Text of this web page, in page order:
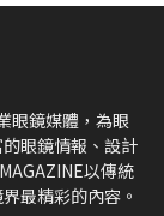
眼鏡媒體，為眼
眼鏡情報、設計
以傳統
最精彩的內容。